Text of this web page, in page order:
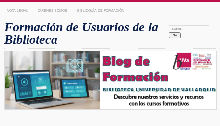
NOTA LEGAL QUIENES SOMOS BIBLIOGUÍA DE FORMACIÓN
Formación de Usuarios de la
Biblioteca
Search: